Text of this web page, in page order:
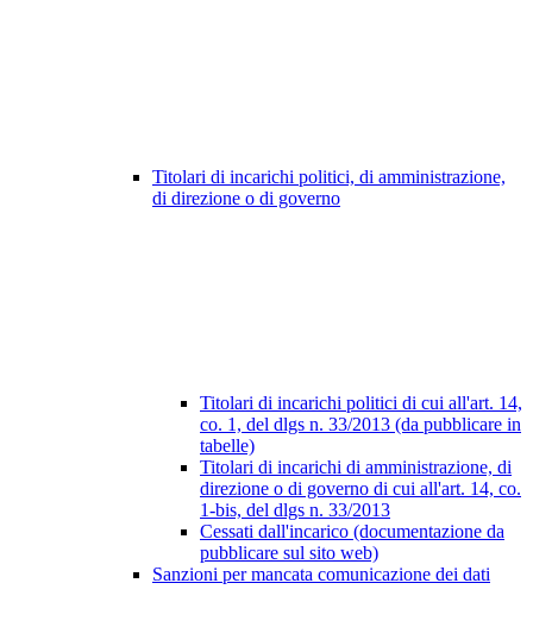
Titolari di incarichi politici, di amministrazione,
di direzione o di governo
Titolari di incarichi politici di cui all'art. 14,
co. 1, del dlgs n. 33/2013 (da pubblicare in
tabelle)
Titolari di incarichi di amministrazione, di
direzione o di governo di cui all'art. 14, co.
1-bis, del dlgs n. 33/2013
Cessati dall'incarico (documentazione da
pubblicare sul sito web)
Sanzioni per mancata comunicazione dei dati